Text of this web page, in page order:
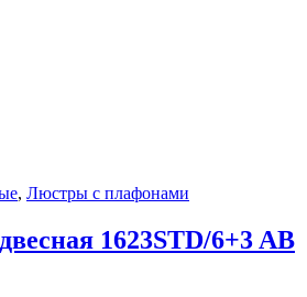
, Люстры с плафонами
1623STD/6+3 AB